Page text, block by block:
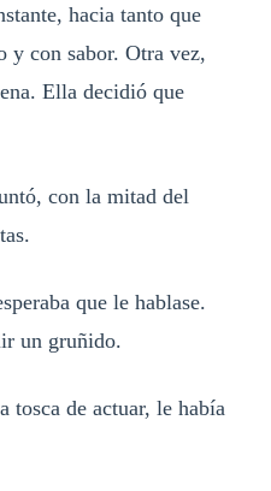
hacia tanto que
y con sabor. Otra vez,
Ella decidió que
con la mitad del
que le hablase.
un gruñido.
tosca de actuar, le había